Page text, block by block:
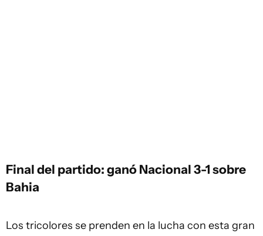
Final del partido: ganó Nacional 3-1 sobre
Bahia
Los tricolores se prenden en la lucha con esta gran